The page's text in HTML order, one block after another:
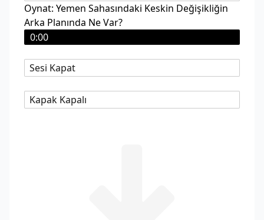
Oynat: Yemen Sahasındaki Keskin Değişikliğin
Arka Planında Ne Var?
0:00
Sesi Kapat
Kapak Kapalı